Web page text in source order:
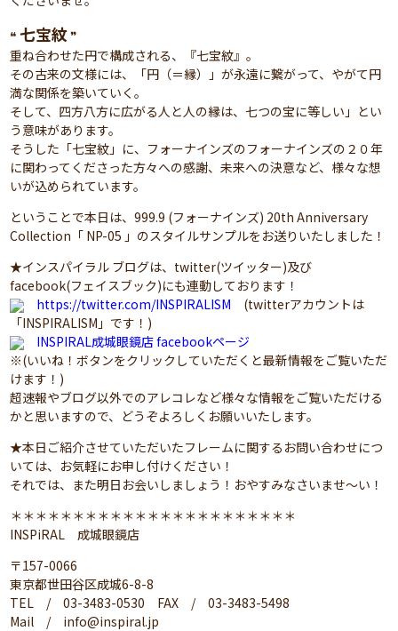
❝七宝紋❞
重ね合わせた円で構成される、『七宝紋』。
その古来の文様には、「円（＝縁）」が永遠に繋がって、やがて円
満な関係を築いていく。
そして、四方八方に広がる人と人の縁は、七つの宝に等しい」とい
う意味があります。
そうした「七宝紋」に、フォーナインズのフォーナインズの２０年
に関わってくださった方々への感謝、未来への決意など、様々な想
いが込められています。
ということで本日は、999.9 (フォーナインズ) 20th Anniversary
Collection「 NP-05 」のスタイルサンプルをお送りいたしました！
★インスパイラル ブログは、twitter(ツイッター)及び
facebook(フェイスブック)にも連動しております！
https://twitter.com/INSPIRALISM (twitterアカウントは
「INSPIRALISM」です！)
INSPIRAL成城眼鏡店 facebookページ
※(いいね！ボタンをクリックしていただくと最新情報をご覧いただ
けます！)
超速報やブログ以外でのアレコレなど様々な情報をご覧いただける
かと思いますので、どうぞよろしくお願いいたします。
★本日ご紹介させていただいたフレームに関するお問い合わせにつ
いては、お気軽にお申し付けください！
それでは、また明日お会いしましょう！おやすみなさいませ～い！
＊＊＊＊＊＊＊＊＊＊＊＊＊＊＊＊＊＊＊＊＊＊＊
INSPiRAL 成城眼鏡店
〒157-0066
東京都世田谷区成城6-8-8
TEL / 03-3483-0530 FAX / 03-3483-5498
Mail / info@inspiral.jp